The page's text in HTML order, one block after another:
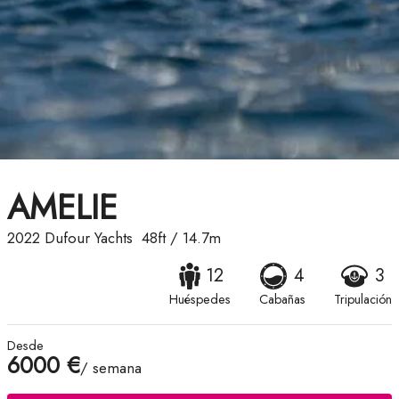
AMELIE
2022 Dufour Yachts 48ft/ 14.7m
12
Huéspedes
4
Cabañas
3
Tripulación
Desde
6000 €/ semana